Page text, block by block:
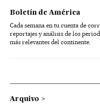
Boletín de América
Cada semana en tu cuenta de
reportajes y análisis de los
más relevantes del continente.
Arquivo